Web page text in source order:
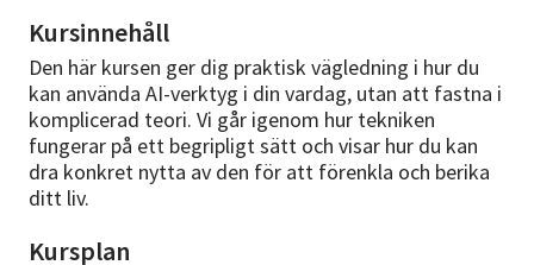
Kursinnehåll
Den här kursen ger dig praktisk vägledning i hur du
kan använda AI-verktyg i din vardag, utan att fastna i
komplicerad teori. Vi går igenom hur tekniken
fungerar på ett begripligt sätt och visar hur du kan
dra konkret nytta av den för att förenkla och berika
ditt liv.
Kursplan